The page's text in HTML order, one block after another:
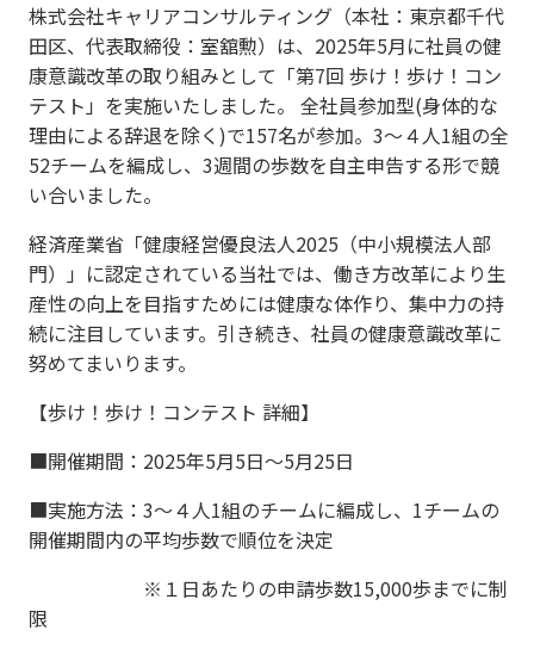
株式会社キャリアコンサルティング（本社：東京都千代
田区、代表取締役：室舘勲）は、2025年5月に社員の健
康意識改革の取り組みとして「第7回 歩け！歩け！コン
テスト」を実施いたしました。 全社員参加型(身体的な
理由による辞退を除く)で157名が参加。3～４人1組の全
52チームを編成し、3週間の歩数を自主申告する形で競
い合いました。
経済産業省「健康経営優良法人2025（中小規模法人部
門）」に認定されている当社では、働き方改革により生
産性の向上を目指すためには健康な体作り、集中力の持
続に注目しています。引き続き、社員の健康意識改革に
努めてまいります。
【歩け！歩け！コンテスト 詳細】
■開催期間：2025年5月5日〜5月25日
■実施方法：3～４人1組のチームに編成し、1チームの
開催期間内の平均歩数で順位を決定
※１日あたりの申請歩数15,000歩までに制
限